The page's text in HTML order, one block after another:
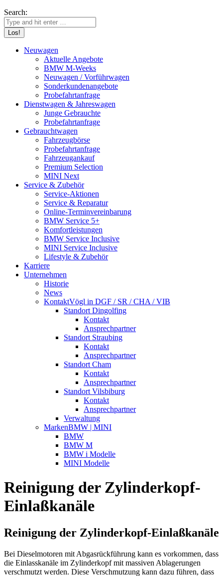
Search:
Neuwagen
Aktuelle Angebote
BMW M-Weeks
Neuwagen / Vorführwagen
Sonderkunden­angebote
Probefahrt­anfrage
Dienstwagen & Jahreswagen
Junge Gebrauchte
Probefahrt­anfrage
Gebrauchtwagen
Fahrzeugbörse
Probefahrt­anfrage
Fahrzeugankauf
Premium Selection
MINI Next
Service & Zubehör
Service-Aktionen
Service & Reparatur
Online-Termin­vereinbarung
BMW Service 5+
Komfort­leistungen
BMW Service Inclusive
MINI Service Inclusive
Lifestyle & Zubehör
Karriere
Unternehmen
Historie
News
KontaktVögl in DGF / SR / CHA / VIB
Standort Dingolfing
Kontakt
Ansprechpartner
Standort Straubing
Kontakt
Ansprechpartner
Standort Cham
Kontakt
Ansprechpartner
Standort Vilsbiburg
Kontakt
Ansprechpartner
Verwaltung
MarkenBMW | MINI
BMW
BMW M
BMW i Modelle
MINI Modelle
Reinigung der Zylinderkopf-
Einlaßkanäle
Reinigung der Zylinderkopf-Einlaßkanäle
Bei Dieselmotoren mit Abgasrückführung kann es vorkommen, dass
die Einlasskanäle im Zylinderkopf mit massiven Ablagerungen
verschmutzt werden. Diese Verschmutzung kann dazu führen, dass